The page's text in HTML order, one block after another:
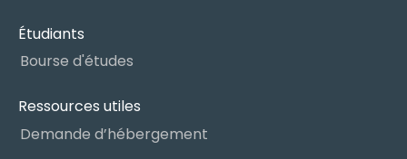
Étudiants
Bourse d'études
Ressources utiles
Demande d’hébergement